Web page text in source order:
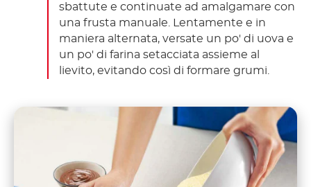
sbattute e continuate ad amalgamare con
una frusta manuale. Lentamente e in
maniera alternata, versate un po' di uova e
un po' di farina setacciata assieme al
lievito, evitando così di formare grumi.